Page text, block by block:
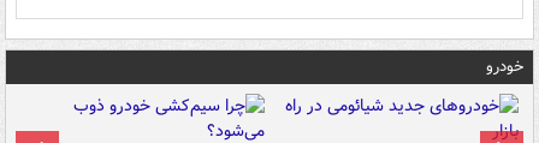
خودرو